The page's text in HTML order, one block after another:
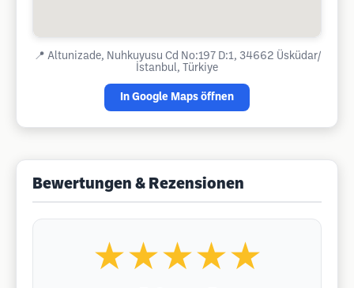
📍 Altunizade, Nuhkuyusu Cd No:197 D:1, 34662 Üsküdar/
İstanbul, Türkiye
In Google Maps öffnen
Bewertungen & Rezensionen
★★★★★